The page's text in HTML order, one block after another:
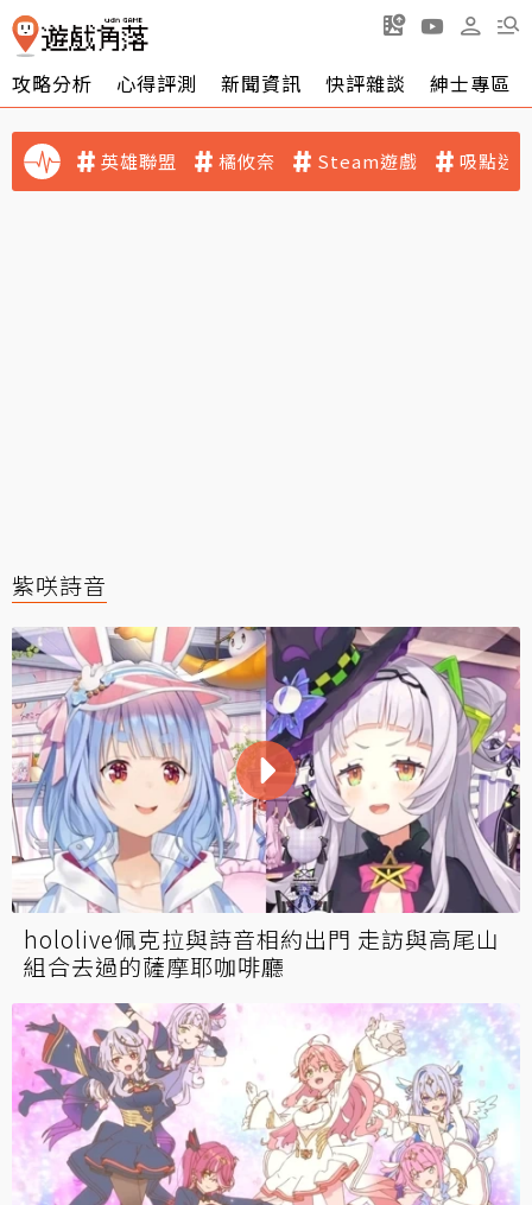
攻略分析 心得評測 新聞資訊 快評雜談 紳士專區
英雄聯盟 橘攸奈 Steam遊戲 吸點迷
紫咲詩音
hololive佩克拉與詩音相約出門 走訪與高尾山
組合去過的薩摩耶咖啡廳